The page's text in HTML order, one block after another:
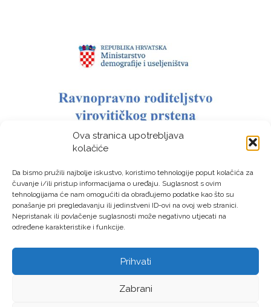
Ova stranica upotrebljava
kolačiće
Da bismo pružili najbolje iskustvo, koristimo tehnologije poput kolačića za
čuvanje i/ili pristup informacijama o uređaju. Suglasnost s ovim
tehnologijama će nam omogućiti da obrađujemo podatke kao što su
ponašanje pri pregledavanju ili jedinstveni ID-ovi na ovoj web stranici.
Nepristanak ili povlačenje suglasnosti može negativno utjecati na
određene karakteristike i funkcije.
Prihvati
Zabrani
LAG “Virovitički prsten” © Sva prava pridržana – Izrada:
LM DIGITAL